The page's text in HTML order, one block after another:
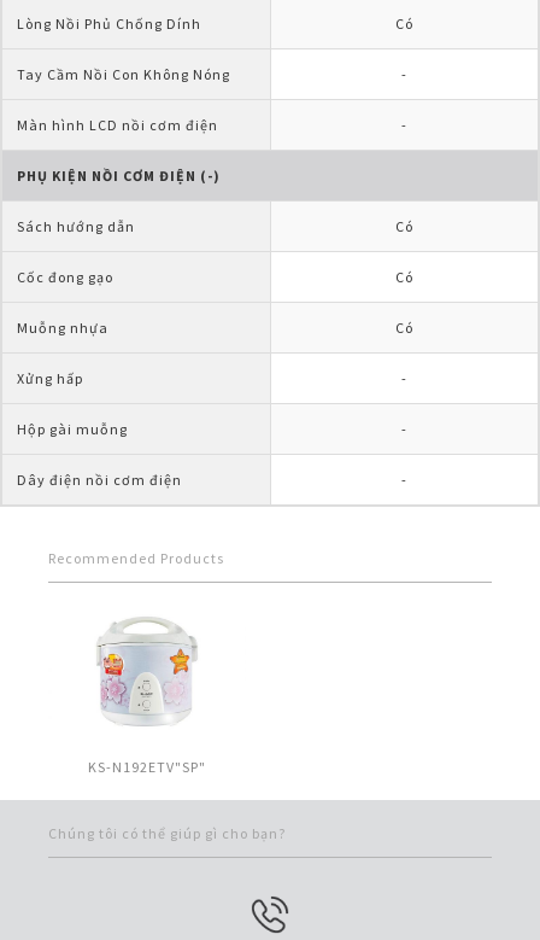
Lòng Nồi Phủ Chống Dính Có
Tay Cầm Nồi Con Không Nóng -
Màn hình LCD nồi cơm điện -
PHỤ KIỆN NỒI CƠM ĐIỆN (-)
Sách hướng dẫn Có
Cốc đong gạo Có
Muỗng nhựa Có
Xửng hấp -
Hộp gài muỗng -
Dây điện nồi cơm điện -
Recommended Products
KS-N192ETV"SP"
Chúng tôi có thể giúp gì cho bạn?